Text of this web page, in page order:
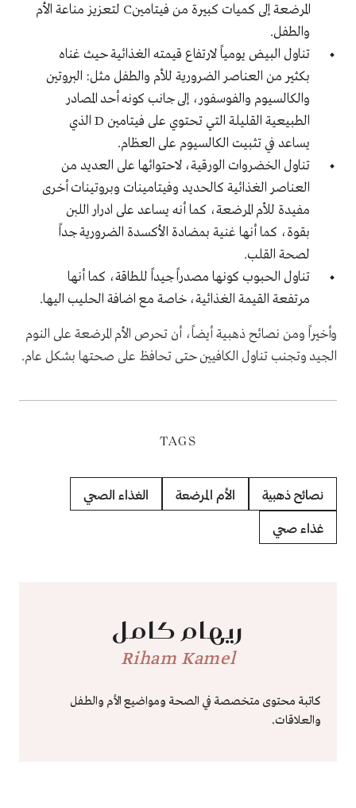
المرضعة إلى كميات كبيرة من فيتامينC لتعزيز مناعة الأم
والطفل.
تناول البيض يومياً لارتفاع قيمته الغذائية حيث غناه
بكثير من العناصر الضرورية للأم والطفل مثل: البروتين
والكالسيوم والفوسفور، إلى جانب كونه أحد المصادر
الطبيعية القليلة التي تحتوي على فيتامين D الذي
يساعد في تثبيت الكالسيوم على العظام.
تناول الخضروات الورقية، لاحتوائها على العديد من
العناصر الغذائية كالحديد وفيتامينات وبروتينات أخرى
مفيدة للأم المرضعة، كما أنه يساعد على ادرار اللبن
بقوة، كما أنها غنية بمضادة الأكسدة الضرورية جداً
لصحة القلب.
تناول الحبوب كونها مصدراً جيداً للطاقة، كما أنها
مرتفعة القيمة الغذائية، خاصة مع اضافة الحليب اليها.
وأخيراً ومن نصائح ذهبية أيضاً، أن تحرص الأم المرضعة على النوم
الجيد وتجنب تناول الكافيين حتى تحافظ على صحتها بشكل عام.
TAGS
نصائح ذهبية الأم المرضعة الغذاء الصحي
غذاء صحي
ريهام كامل
Riham Kamel
كاتبة محتوى متخصصة في الصحة ومواضيع الأم والطفل
والعلاقات.